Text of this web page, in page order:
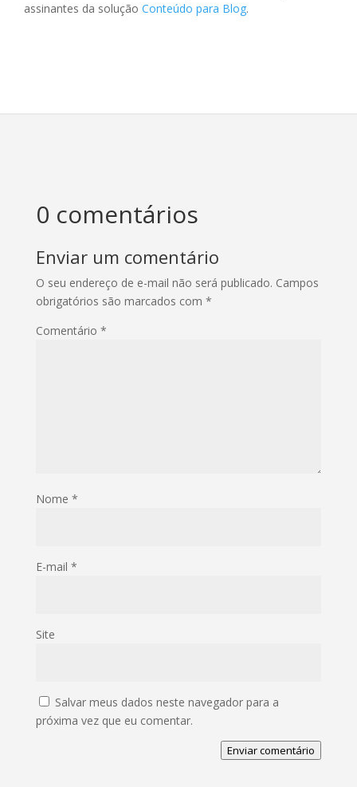
assinantes da solução Conteúdo para Blog.
0 comentários
Enviar um comentário
O seu endereço de e-mail não será publicado. Campos
obrigatórios são marcados com *
Comentário *
Nome *
E-mail *
Site
Salvar meus dados neste navegador para a
próxima vez que eu comentar.
Enviar comentário